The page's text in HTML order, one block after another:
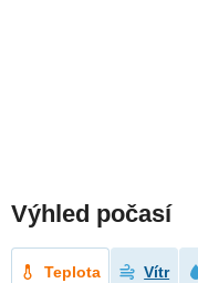
Výhled počasí
Teplota Vítr